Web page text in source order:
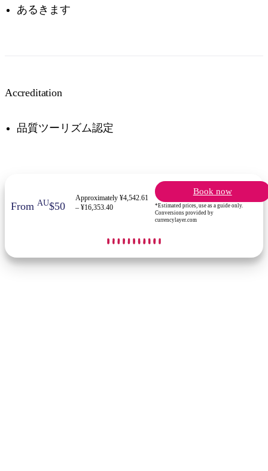
あるきます
Accreditation
品質ツーリズム認定
From AU$50
Approximately ¥4,542.61
– ¥16,353.40
Book now
*Estimated prices, use as a guide only.
Conversions provided by
currencylayer.com